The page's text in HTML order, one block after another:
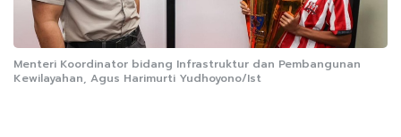
Menteri Koordinator bidang Infrastruktur dan Pembangunan
Kewilayahan, Agus Harimurti Yudhoyono/Ist